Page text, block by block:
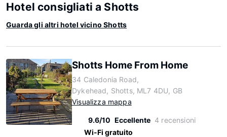
Hotel consigliati a Shotts
Guarda gli altri hotel vicino Shotts
Shotts Home From Home
34 Caledonia Road,
Dykehead, Shotts, ML7 4DU, GB
Visualizza mappa
9.6/10 Eccellente 4 recensioni
Wi-Fi gratuito